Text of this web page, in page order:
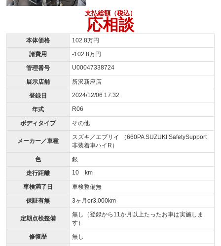
支払総額（税込）
応相談
本体価格
102.8万円
諸費用
-102.8万円
管理番号
U00047338724
展示店舗
所沢新座店
登録日
2024/12/06 17:32
年式 R06
ボディタイプ その他
メーカー／車種
スズキ／エブリイ （660PA SUZUKI SafetySupport
非装着車ハイR）
色
銀
走行距離
10 km
車検満了日
車検整備無
保証有無
3ヶ月or3,000km
定期点検整備
無し（登録から11か月以上たったお車は実施しま
す）
修復歴
無し